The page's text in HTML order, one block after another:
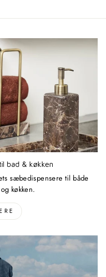
bad & køkken
sæbedispensere til både
køkken.